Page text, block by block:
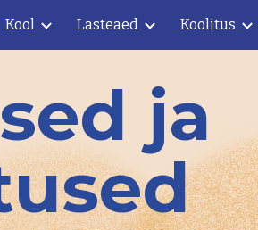
Skip to navigation
Kool Lasteaed Koolitus
ja